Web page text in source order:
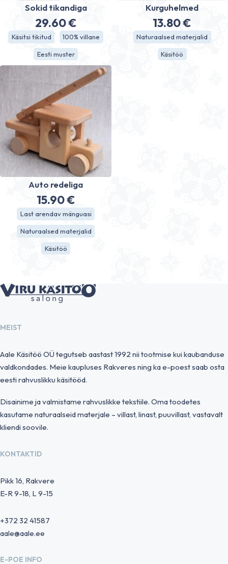
Sokid tikandiga
29.60€
Käsitsi tikitud 100% villane
Eesti muster
Kurguhelmed
13.80€
Naturaalsed materjalid
Käsitöö
Auto redeliga
15.90€
Last arendav mänguasi
Naturaalsed materjalid
Käsitöö
MEIST
Aale Käsitöö OÜ tegutseb aastast 1992 nii tootmise kui kaubanduse
valdkondades. Meie kaupluses Rakveres ning ka e-poest saab osta
eesti rahvuslikku käsitööd.
Disainime ja valmistame rahvuslikke tekstiile. Oma toodetes
kasutame naturaalseid materjale – villast, linast, puuvillast, vastavalt
kliendi soovile.
KONTAKTID
Pikk 16, Rakvere
E-R 9-18, L 9-15
+372 32 41587
aale@aale.ee
E-POE INFO